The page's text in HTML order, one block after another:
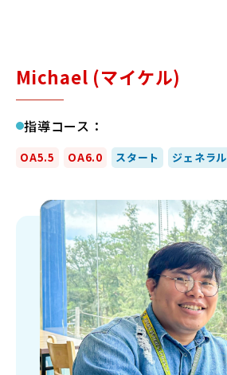
ログイン
Michael (マイケル)
指導コース：
OA5.5 OA6.0 スタート ジェネラル